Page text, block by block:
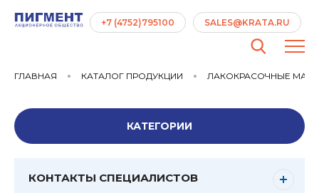
+7 (4752)795100 SALES@KRATA.RU
ГЛАВНАЯ КАТАЛОГ ПРОДУКЦИИ ЛАКОКРАСОЧНЫЕ
КАТЕГОРИИ
КОНТАКТЫ СПЕЦИАЛИСТОВ